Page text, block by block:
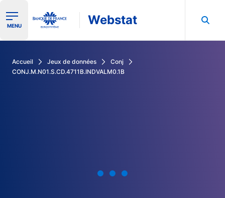
Ouvrir le menu de navigation
MENU Webstat
Accueil Jeux de données
Conj
CONJ.M.N01.S.CD.4711B.INDVALM0.1B